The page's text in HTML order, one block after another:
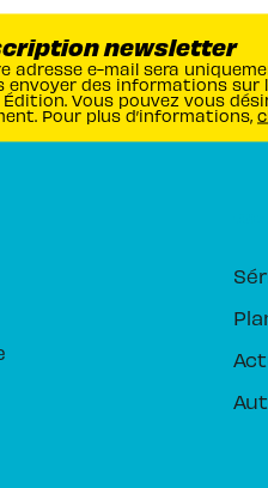
newsletter
adresse e-mail sera
envoyer des informations sur
Édition. Vous pouvez vous
Pour plus d’informations,